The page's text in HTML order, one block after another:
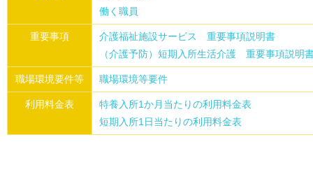
働く職員
重要事項
介護福祉施設サービス 重要事項説明書
（介護予防）短期入所生活介護 重要事項説明
職場環境要件等 職場環境等要件
利用料金表
特養入所1か月当たりの利用料金表
短期入所1日当たりの利用料金表